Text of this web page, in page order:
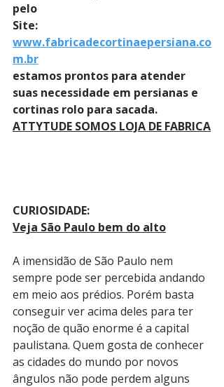
pelo
Site:
www.fabricadecortinaepersiana.co
m.br
estamos prontos para atender
suas necessidade em persianas e
cortinas rolo para sacada.
ATTYTUDE SOMOS LOJA DE FABRICA
CURIOSIDADE:
Veja São Paulo bem do alto
A imensidão de São Paulo nem
sempre pode ser percebida andando
em meio aos prédios. Porém basta
conseguir ver acima deles para ter
noção de quão enorme é a capital
paulistana. Quem gosta de conhecer
as cidades do mundo por novos
ângulos não pode perdem alguns